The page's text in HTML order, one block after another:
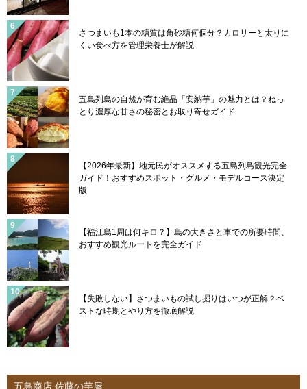
さつまいも1本の糖質は角砂糖何個分？カロリーと太りに
くい食べ方を管理栄養士が解説
五島列島の自然が育む絶品「安納芋」の魅力とは？ねっ
とり濃厚な甘さの秘密とお取り寄せガイド
【2026年最新】地元民がオススメする五島列島観光完全
ガイド！おすすめスポット・グルメ・モデルコース決定
版
【福江島1周は何キロ？】島の大きさと車での所要時間、
おすすめ観光ルートを完全ガイド
【失敗しない】さつまいもの試し掘りはいつが正解？ベ
ストな時期とやり方を徹底解説
五島商店 佐藤の芋屋